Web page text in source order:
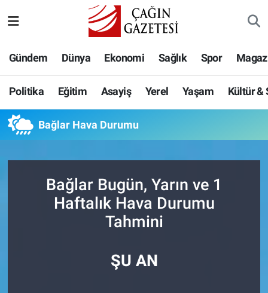
Gündem Dünya Ekonomi Sağlık Spor
Politika Eğitim Asayiş Yerel Yaşam Kültür &
Bağlar Hava Durumu
Bağlar Bugün, Yarın ve 1
Haftalık Hava Durumu
Tahmini
ŞU AN
Eğitim
Asayiş
Yerel
Kültür & Sanat
Hava Durumu
Namaz Vakitleri
Trafik Durumu
Tüm Manşetler
Son Dakika Haberleri